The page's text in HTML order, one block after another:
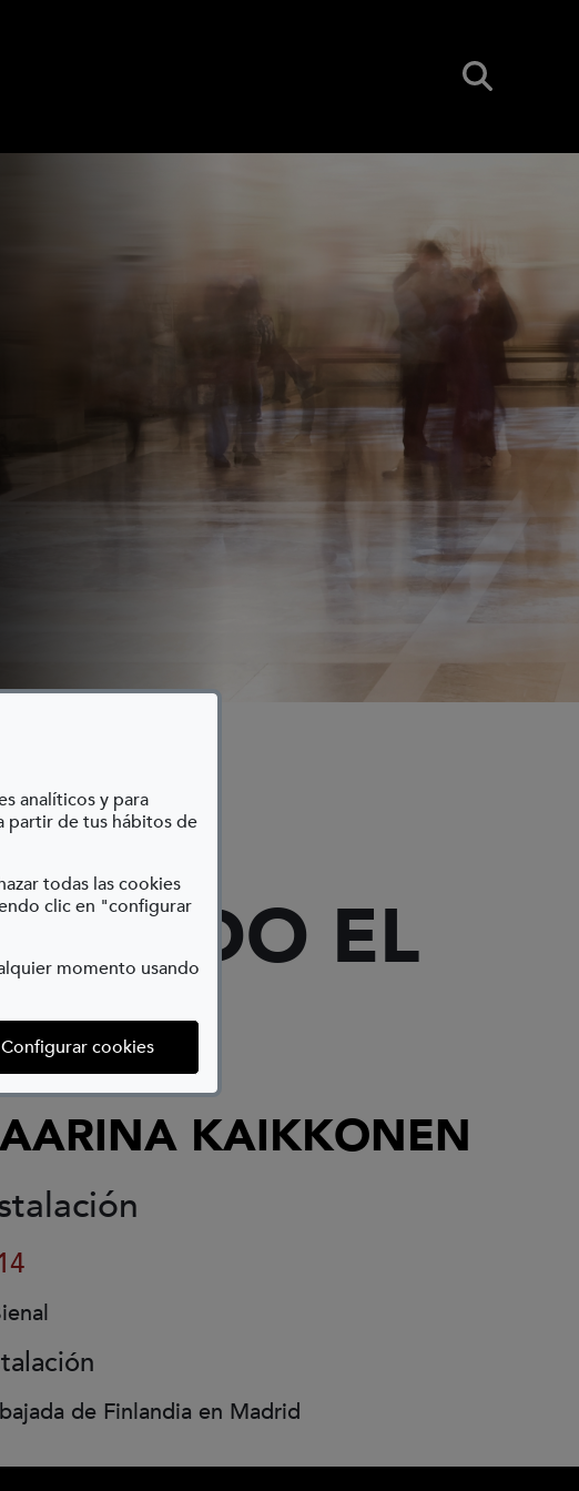
analíticos y para
partir de tus hábitos de
todas las cookies
clic en "configurar
momento usando
Configurar cookies(abre en ventana modal)
EL
KAIKKONEN
de Finlandia en Madrid